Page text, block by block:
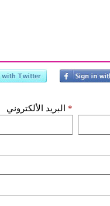
البريد الألكتروني *